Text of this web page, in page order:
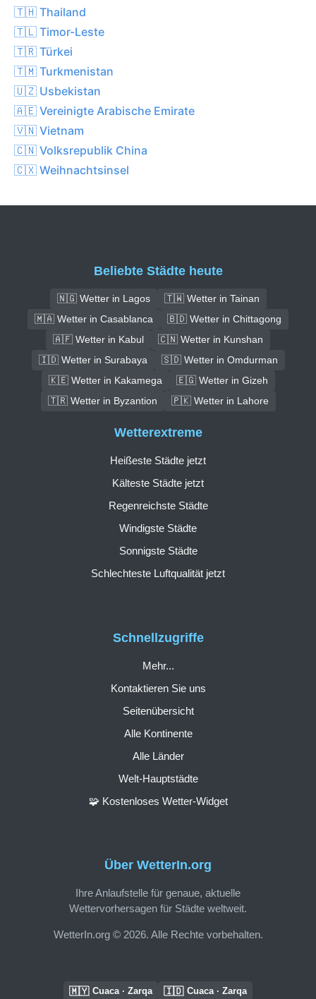
🇹🇭 Thailand
🇹🇱 Timor-Leste
🇹🇷 Türkei
🇹🇲 Turkmenistan
🇺🇿 Usbekistan
🇦🇪 Vereinigte Arabische Emirate
🇻🇳 Vietnam
🇨🇳 Volksrepublik China
🇨🇽 Weihnachtsinsel
Beliebte Städte heute
🇳🇬 Wetter in Lagos
🇹🇼 Wetter in Tainan
🇲🇦 Wetter in Casablanca
🇧🇩 Wetter in Chittagong
🇦🇫 Wetter in Kabul
🇨🇳 Wetter in Kunshan
🇮🇩 Wetter in Surabaya
🇸🇩 Wetter in Omdurman
🇰🇪 Wetter in Kakamega
🇪🇬 Wetter in Gizeh
🇹🇷 Wetter in Byzantion
🇵🇰 Wetter in Lahore
Über WetterIn.org
Ihre Anlaufstelle für genaue, aktuelle
Wettervorhersagen für Städte weltweit.
WetterIn.org © 2026. Alle Rechte vorbehalten.
Schnellzugriffe
Mehr...
Kontaktieren Sie uns
Seitenübersicht
Alle Kontinente
Alle Länder
Welt-Hauptstädte
🧩 Kostenloses Wetter-Widget
Wetterextreme
Heißeste Städte jetzt
Kälteste Städte jetzt
Regenreichste Städte
Windigste Städte
Sonnigste Städte
Schlechteste Luftqualität jetzt
🇲🇾 Cuaca · Zarqa 🇮🇩 Cuaca · Zarqa